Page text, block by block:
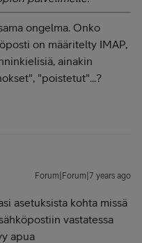
ongelma. Onko
on määritelty IMAP,
ainakin
"poistetut"...?
Forum|Forum|7 years ago
asetuksista kohta missä
vastatessa
apua